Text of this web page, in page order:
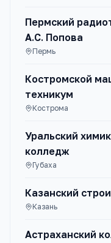
Пермский
А.С. Попова
Пермь
Костромской
техникум
Кострома
Уральский
колледж
Губаха
Казанский
Казань
Астраханский